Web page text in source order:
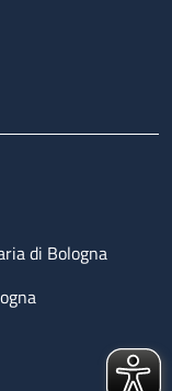
di Bologna